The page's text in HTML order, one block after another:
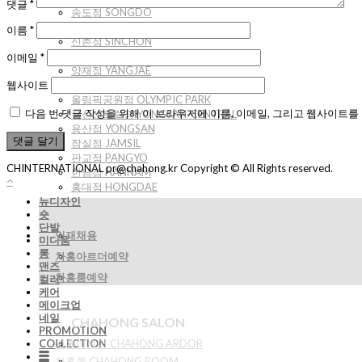
송도점 SONGDO
신논현점 SINNONHYEON
신촌점 SINCHON
양재점 YANGJAE
올림픽공원점 OLYMPIC PARK
용산센트럴점 YONGSAN-CENTRAL
용산점 YONGSAN
잠실점 JAMSIL
판교점 PANGYO
한남점 HANNAM
홍대점 HONGDAE
뉴디자인
숏
단발
미디움
롱
맨즈
컬러
케어
메이크업
네일
PROMOTION
COLLECTION
댓글 *
이름 *
이메일 *
웹사이트
다음 번 댓글 작성을 위해 이 브라우저에 이름, 이메일, 그리고 웹사이트를
CHINTERNATIONAL pr@chahong.kr Copyright © All Rights reserved.
인재채용
차홍아르더예약
차홍룸예약
CHAHONG SALON
차홍아르더 CHAHONG ARDOR